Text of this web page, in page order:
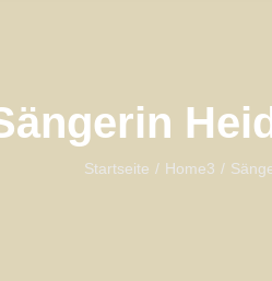
Startseite Home3